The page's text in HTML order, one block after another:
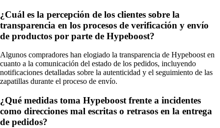
¿Cuál es la percepción de los clientes sobre la
transparencia en los procesos de verificación y envío
de productos por parte de Hypeboost?
Algunos compradores han elogiado la transparencia de Hypeboost en
cuanto a la comunicación del estado de los pedidos, incluyendo
notificaciones detalladas sobre la autenticidad y el seguimiento de las
zapatillas durante el proceso de envío.
¿Qué medidas toma Hypeboost frente a incidentes
como direcciones mal escritas o retrasos en la entrega
de pedidos?